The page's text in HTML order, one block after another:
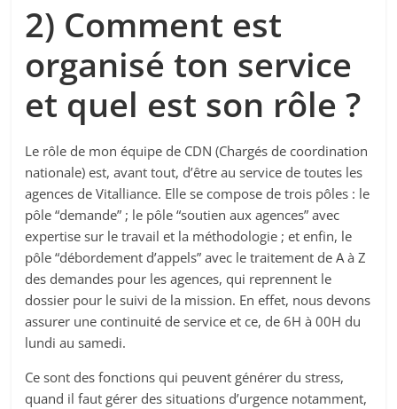
2) Comment est
organisé ton service
et quel est son rôle ?
Le rôle de mon équipe de CDN (Chargés de coordination
nationale) est, avant tout, d’être au service de toutes les
agences de Vitalliance. Elle se compose de trois pôles : le
pôle “demande” ; le pôle “soutien aux agences” avec
expertise sur le travail et la méthodologie ; et enfin, le
pôle “débordement d’appels” avec le traitement de A à Z
des demandes pour les agences, qui reprennent le
dossier pour le suivi de la mission. En effet, nous devons
assurer une continuité de service et ce, de 6H à 00H du
lundi au samedi.
Ce sont des fonctions qui peuvent générer du stress,
quand il faut gérer des situations d’urgence notamment,